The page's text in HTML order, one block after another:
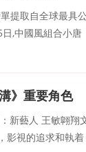
提取自全球最具
,中國風組合小唐
》重要角色
藝人 王敏翺翔
影視的追求和執着